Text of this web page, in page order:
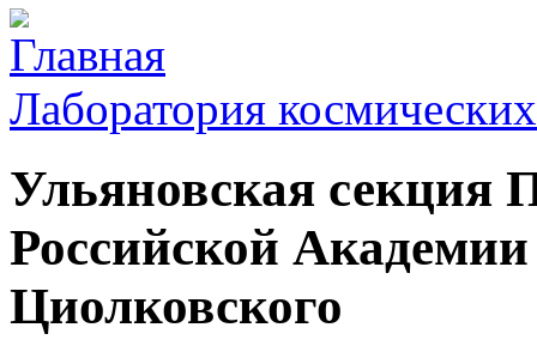
Лаборатория
Ульяновская секция
Российской
Циолковского